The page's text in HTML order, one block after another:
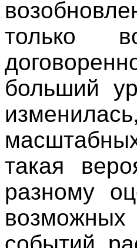
только
больший
такая
разному